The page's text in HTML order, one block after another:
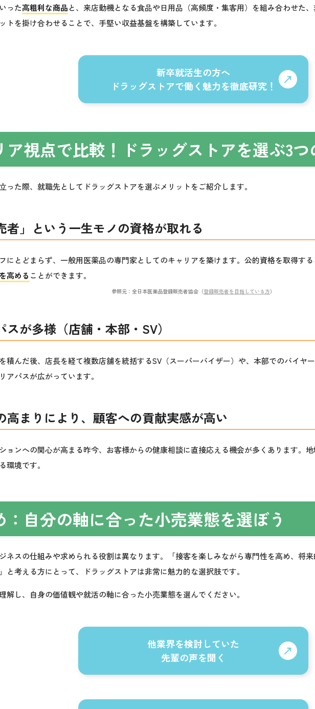
った高粗利な商品と、来店動機となる食品や日用品（高頻度・集客用）を組み合わせた
トを掛け合わせることで、手堅い収益基盤を構築しています。
新卒就活生の方へ
ドラッグストアで働く魅力を徹底研究！
ア視点で比較！ドラッグストアを選ぶ3つ
った際、就職先としてドラッグストアを選ぶメリットをご紹介します。
者」という一生モノの資格が取れる
にとどまらず、一般用医薬品の専門家としてのキャリアを築けます。公的資格を取得する
高める ことができます。
参照元：全日本医薬品登録販売者協会（登録販売者を目指している方）
スが多様（店舗・本部・SV）
積んだ後、店長を経て複数店舗を統括するSV（スーパーバイザー）や、本部でのバイヤ
アパスが広がっています。
高まりにより、顧客への貢献実感が高い
ョンへの関心が高まる昨今、お客様からの健康相談に直接応える機会が多くあります。
環境です。
：自分の軸に合った小売業態を選ぼう
ネスの仕組みや求められる役割は異なります。「接客を楽しみながら専門性を高め、将
と考える方にとって、ドラッグストアは非常に魅力的な選択肢です。
解し、自身の価値観や就活の軸に合った小売業態を選んでください。
他業界を検討していた
先輩の声を聞く